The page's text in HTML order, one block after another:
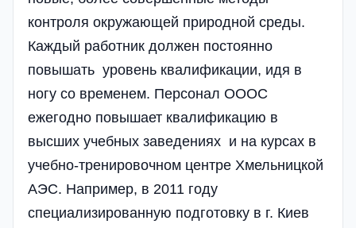
контроля окружающей природной среды.
Каждый работник должен постоянно
повышать уровень квалификации, идя в
ногу со временем. Персонал ОООС
ежегодно повышает квалификацию в
высших учебных заведениях и на курсах в
учебно-тренировочном центре Хмельницкой
АЭС. Например, в 2011 году
специализированную подготовку в г. Киев